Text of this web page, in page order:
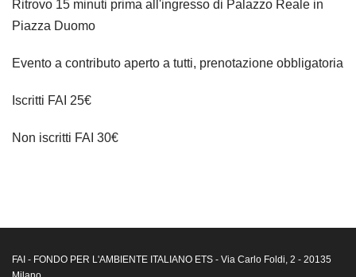
Ritrovo 15 minuti prima all'ingresso di Palazzo Reale in
Piazza Duomo
Evento a contributo aperto a tutti, prenotazione obbligatoria
Iscritti FAI 25€
Non iscritti FAI 30€
FAI - FONDO PER L'AMBIENTE ITALIANO ETS - Via Carlo Foldi, 2 - 20135